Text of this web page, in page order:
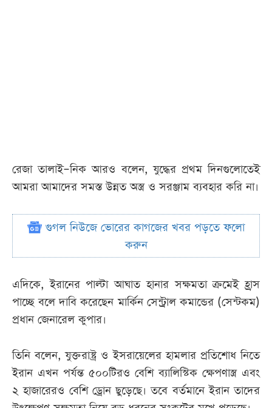
রেজা তালাই–নিক আরও বলেন, যুদ্ধের প্রথম দিনগুলোতেই
আমরা আমাদের সমস্ত উন্নত অস্ত্র ও সরঞ্জাম ব্যবহার করি না।
গুগল নিউজে ভোরের কাগজের খবর পড়তে ফলো
করুন
এদিকে, ইরানের পাল্টা আঘাত হানার সক্ষমতা ক্রমেই হ্রাস
পাচ্ছে বলে দাবি করেছেন মার্কিন সেন্ট্রাল কমান্ডের (সেন্টকম)
প্রধান জেনারেল কুপার।
তিনি বলেন, যুক্তরাষ্ট্র ও ইসরায়েলের হামলার প্রতিশোধ নিতে
ইরান এখন পর্যন্ত ৫০০টিরও বেশি ব্যালিস্টিক ক্ষেপণাস্ত্র এবং
২ হাজারেরও বেশি ড্রোন ছুড়েছে। তবে বর্তমানে ইরান তাদের